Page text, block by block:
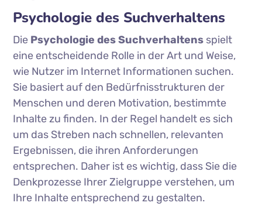
Psychologie des Suchverhaltens
Die Psychologie des Suchverhaltens spielt
eine entscheidende Rolle in der Art und Weise,
wie Nutzer im Internet Informationen suchen.
Sie basiert auf den Bedürfnisstrukturen der
Menschen und deren Motivation, bestimmte
Inhalte zu finden. In der Regel handelt es sich
um das Streben nach schnellen, relevanten
Ergebnissen, die ihren Anforderungen
entsprechen. Daher ist es wichtig, dass Sie die
Denkprozesse Ihrer Zielgruppe verstehen, um
Ihre Inhalte entsprechend zu gestalten.